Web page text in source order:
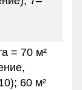
= 70 м²
60 м²